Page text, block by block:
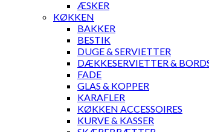
ÆSKER
KØKKEN
BAKKER
BESTIK
DUGE & SERVIETTER
DÆKKESERVIETTER &
FADE
GLAS & KOPPER
KARAFLER
KØKKEN ACCESSOIRES
KURVE & KASSER